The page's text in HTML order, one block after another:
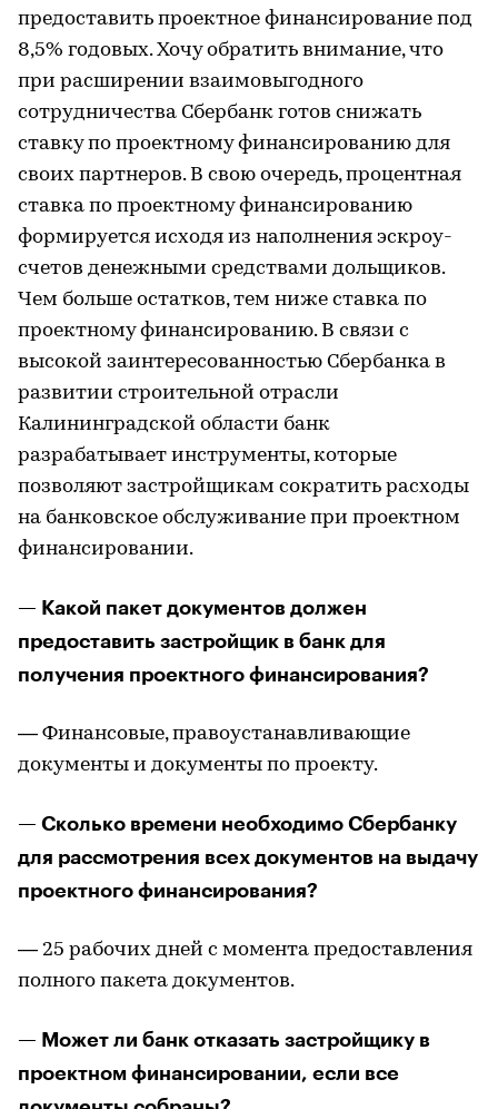
предоставить проектное финансирование под
8,5% годовых. Хочу обратить внимание, что
при расширении взаимовыгодного
сотрудничества Сбербанк готов снижать
ставку по проектному финансированию для
своих партнеров. В свою очередь, процентная
ставка по проектному финансированию
формируется исходя из наполнения эскроу-
счетов денежными средствами дольщиков.
Чем больше остатков, тем ниже ставка по
проектному финансированию. В связи с
высокой заинтересованностью Сбербанка в
развитии строительной отрасли
Калининградской области банк
разрабатывает инструменты, которые
позволяют застройщикам сократить расходы
на банковское обслуживание при проектном
финансировании.
— Какой пакет документов должен
предоставить застройщик в банк для
получения проектного финансирования?
— Финансовые, правоустанавливающие
документы и документы по проекту.
— Сколько времени необходимо Сбербанку
для рассмотрения всех документов на выдачу
проектного финансирования?
— 25 рабочих дней с момента предоставления
полного пакета документов.
— Может ли банк отказать застройщику в
проектном финансировании, если все